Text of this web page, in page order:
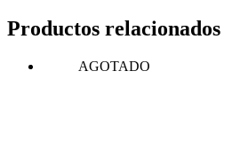
Productos relacionados
AGOTADO